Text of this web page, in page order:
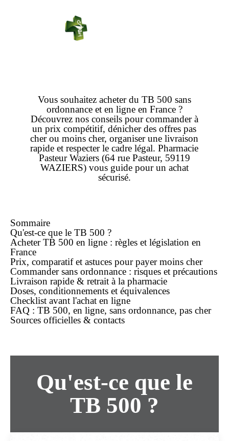
Vous souhaitez acheterdu TB 500 sans
ordonnanceet en ligneen France ?
Découvrez nos conseils pourcommanderà
unprix compétitif, dénicher des offrespas
cheroumoins cher, organiser unelivraison
rapide et respecter le cadre légal. Pharmacie
Pasteur Waziers (64 rue Pasteur, 59119
WAZIERS) vous guide pour un achat
sécurisé.
Sommaire
Qu'est-ce que le TB 500 ?
Acheter TB 500 en ligne : règles et législation en
France
Prix, comparatif et astuces pour payer moins cher
Commander sans ordonnance : risques et précautions
Livraison rapide & retrait à la pharmacie
Doses, conditionnements et équivalences
Checklist avant l'achat en ligne
FAQ : TB 500, en ligne, sans ordonnance, pas cher
Sources officielles & contacts
Qu'est-ce que le
TB 500 ?